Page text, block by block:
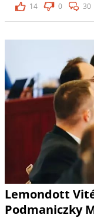
14
0 30
Lemondott
Podmaniczky